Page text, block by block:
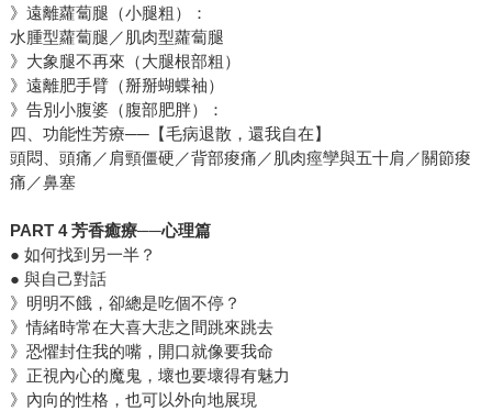
》遠離蘿蔔腿（小腿粗）：
水腫型蘿蔔腿／肌肉型蘿蔔腿
》大象腿不再來（大腿根部粗）
》遠離肥手臂（掰掰蝴蝶袖）
》告別小腹婆（腹部肥胖）：
四、功能性芳療──【毛病退散，還我自在】
頭悶、頭痛／肩頸僵硬／背部痠痛／肌肉痙孿與五十肩／關節痠
痛／鼻塞
PART 4 芳香癒療──心理篇
● 如何找到另一半？
● 與自己對話
》明明不餓，卻總是吃個不停？
》情緒時常在大喜大悲之間跳來跳去
》恐懼封住我的嘴，開口就像要我命
》正視內心的魔鬼，壞也要壞得有魅力
》內向的性格，也可以外向地展現